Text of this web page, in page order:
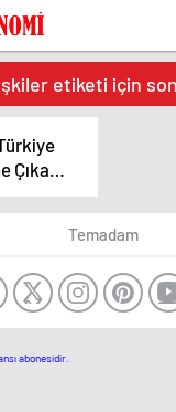
etiketi için
Çıkan
Temadam
abonesidir.